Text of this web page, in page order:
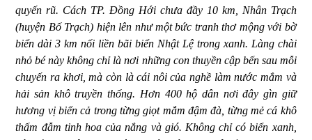
quyến rũ. Cách TP. Đồng Hới chưa đầy 10 km, Nhân Trạch
(huyện Bố Trạch) hiện lên như một bức tranh thơ mộng với bờ
biển dài 3 km nối liền bãi biển Nhật Lệ trong xanh. Làng chài
nhỏ bé này không chỉ là nơi những con thuyền cập bến sau mỗi
chuyến ra khơi, mà còn là cái nôi của nghề làm nước mắm và
hải sản khô truyền thống. Hơn 400 hộ dân nơi đây gìn giữ
hương vị biển cả trong từng giọt mắm đậm đà, từng mẻ cá khô
thấm đẫm tinh hoa của nắng và gió. Không chỉ có biển xanh,